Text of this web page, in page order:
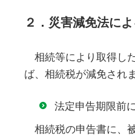
２．災害減免法に
相続等により取得し
ば、相続税が減免されま
法定申告期限前
相続税の申告書に、